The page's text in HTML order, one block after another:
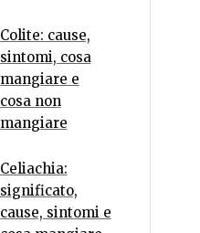
Colite: cause,
sintomi, cosa
mangiare e
cosa non
mangiare
Celiachia:
significato,
cause, sintomi e